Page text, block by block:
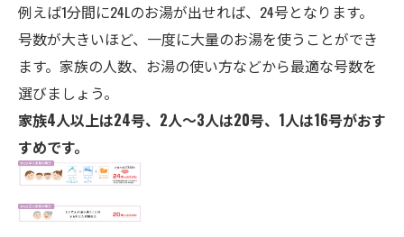
例えば1分間に24Lのお湯が出せれば、24号となります。
号数が大きいほど、一度に大量のお湯を使うことができ
ます。家族の人数、お湯の使い方などから最適な号数を
選びましょう。
家族4人以上は24号、2人～3人は20号、1人は16号がおす
すめです。